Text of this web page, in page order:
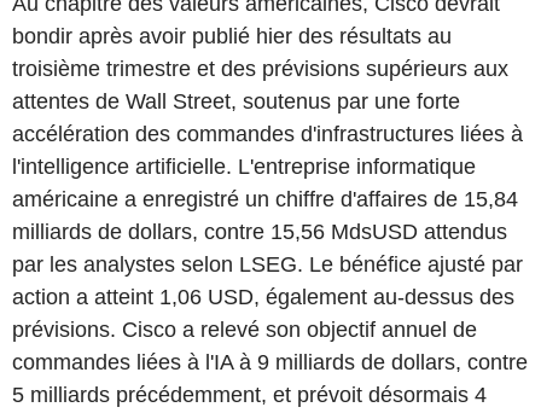
bondir après avoir publié hier des résultats au
troisième trimestre et des prévisions supérieurs aux
attentes de Wall Street, soutenus par une forte
accélération des commandes d'infrastructures liées à
l'intelligence artificielle. L'entreprise informatique
américaine a enregistré un chiffre d'affaires de 15,84
milliards de dollars, contre 15,56 MdsUSD attendus
par les analystes selon LSEG. Le bénéfice ajusté par
action a atteint 1,06 USD, également au-dessus des
prévisions. Cisco a relevé son objectif annuel de
commandes liées à l'IA à 9 milliards de dollars, contre
5 milliards précédemment, et prévoit désormais 4